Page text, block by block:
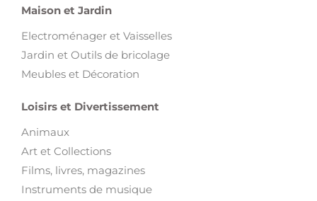
Maison et Jardin
Electroménager et Vaisselles
Jardin et Outils de bricolage
Meubles et Décoration
Loisirs et Divertissement
Animaux
Art et Collections
Films, livres, magazines
Instruments de musique